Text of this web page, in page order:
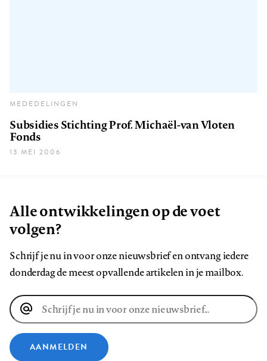
MEDEDELINGEN
Subsidies Stichting Prof. Michaël-van Vloten
Fonds
13 MEI 2006
Alle ontwikkelingen op de voet
volgen?
Schrijf je nu in voor onze nieuwsbrief en ontvang iedere
donderdag de meest opvallende artikelen in je mailbox.
E-
mailadres
AANMELDEN